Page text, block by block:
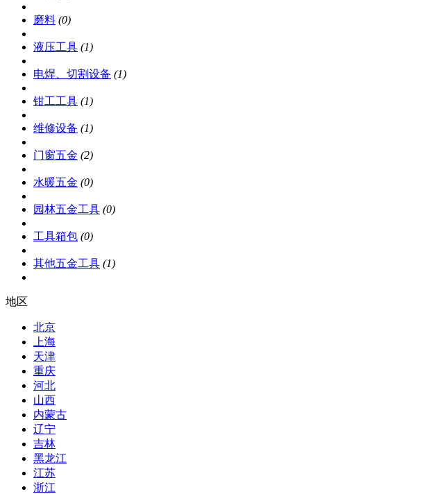
磨料 (0)
液压工具 (1)
电焊、切割设备 (1)
钳工工具 (1)
维修设备 (1)
门窗五金 (2)
水暖五金 (0)
园林五金工具 (0)
工具箱包 (0)
其他五金工具 (1)
地区
北京
上海
天津
重庆
河北
山西
内蒙古
辽宁
吉林
黑龙江
江苏
浙江